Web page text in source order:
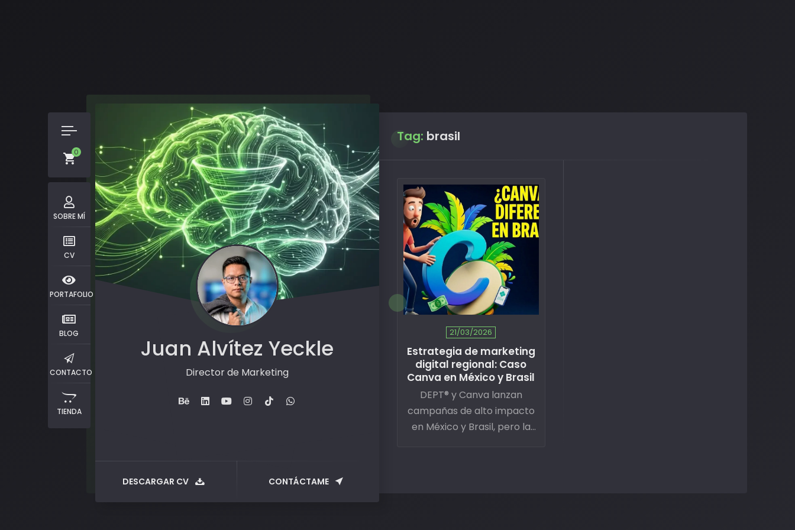
0
SOBRE MÍ
CV
PORTAFOLIO
BLOG
CONTACTO
TIENDA
Juan Alvítez Yeckle
Director de Marketing
DESCARGAR CV CONTÁCTAME
Tag: brasil
21/03/2026
Estrategia de marketing
digital regional: Caso
Canva en México y Brasil
DEPT® y Canva lanzan
campañas de alto impacto
en México y Brasil, pero la